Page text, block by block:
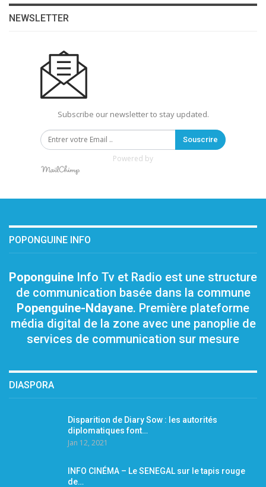
NEWSLETTER
Subscribe our newsletter to stay updated.
Souscrire
Powered by
POPONGUINE INFO
Poponguine Info Tv et Radio est une structure
de communication basée dans la commune
Popenguine-Ndayane. Première plateforme
média digital de la zone avec une panoplie de
services de communication sur mesure
DIASPORA
Disparition de Diary Sow : les autorités
diplomatiques font…
Jan 12, 2021
INFO CINÉMA – Le SENEGAL sur le tapis rouge
de…